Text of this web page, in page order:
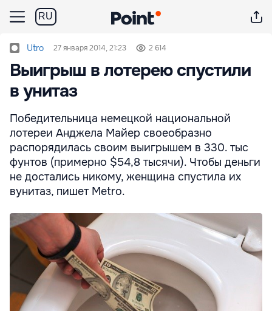
RU
Utro 27 января 2014, 21:23 2 614
Выигрыш в лотерею спустили
в унитаз
Победительница немецкой национальной
лотереи Анджела Майер своеобразно
распорядилась своим выигрышем в 330. тыс
фунтов (примерно $54,8 тысячи). Чтобы деньги
не достались никому, женщина спустила их
вунитаз, пишет Metro.